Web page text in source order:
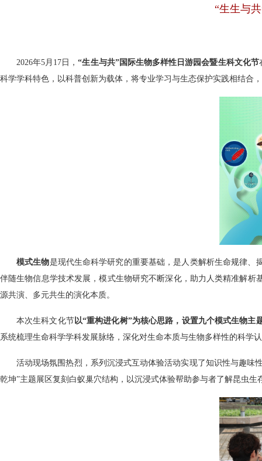
“生生与
2026年5月 17 日，“生生与共”国际生物多样性日游园会暨生科文化节
科学学科特色，以科普创新为载体，将专业学习与生态保护实践相结合
模式生物是现代生命科学研究的重要基础，是人类解析生命规律
伴随生物信息学技术发展，模式生物研究不断深化，助力人类精准解
源共演、多元共生的演化本质。
本次生科文化节以“重构进化树”为核心思路，设置九个模式生物主
系统梳理生命科学学科发展脉络，深化对生命本质与生物多样性的科学
活动现场氛围热烈，系列沉浸式互动体验活动实现了知识性与趣味
乾坤”主题展区复刻白蚁巢穴结构，以沉浸式体验帮助参与者了解昆虫生